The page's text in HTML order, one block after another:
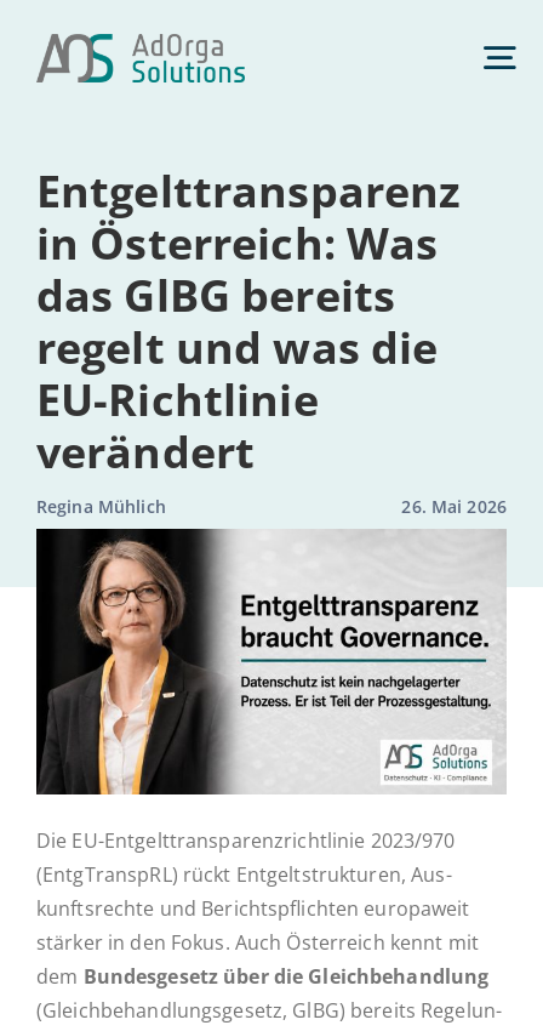
Inhalt
springen
Management­beratung
Künst­li­che Intelligenz
Über uns
Ak­tu­el­les
Kontakt
Ent­gelt­trans­pa­renz
in Ös­ter­reich: Was
das GlBG bereits
regelt und was die
EU-Rich­t­­li­­nie
verändert
Regina Mühlich 26. Mai 2026
Die EU-En­t­­gel­t­­tran­s­­pa­­ren­z­rich­t­­li­­nie 2023/970
(Entg­Tran­spRL) rückt Ent­gelt­struk­tu­ren, Aus­
kunfts­rech­te und Be­richts­pflich­ten eu­ro­pa­weit
stärker in den Fokus. Auch Ös­ter­reich kennt mit
dem Bun­des­ge­setz über die Gleich­be­hand­lung
(Gleich­be­hand­lungs­ge­setz, GlBG) bereits Re­ge­lun­